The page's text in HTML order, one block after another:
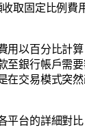
取固定比例費
用以百分比計
至銀行帳戶需
在交易模式突
平台的詳細對